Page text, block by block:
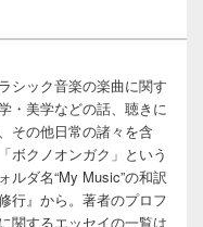
シック音楽の楽曲に関す
・美学などの話、聴きに
その他日常の諸々を含
ボクノオンガク」という
ルダ名“My Music”の和訳
行』から。著者のプロフ
関するエッセイの一覧は